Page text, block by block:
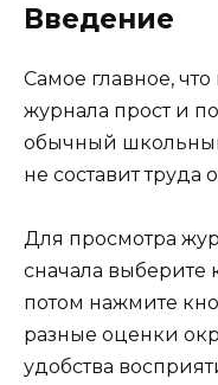
Введение
Самое главное,
журнала прост и
обычный
не составит труда
Для просмотра
сначала выберите
потом нажмите
разные оценки
удобства